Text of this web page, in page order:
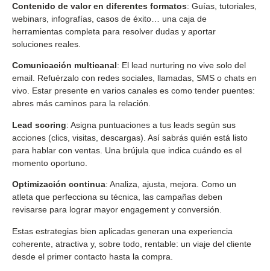
Contenido de valor en diferentes formatos: Guías, tutoriales,
webinars, infografías, casos de éxito… una caja de
herramientas completa para resolver dudas y aportar
soluciones reales.
Comunicación multicanal: El lead nurturing no vive solo del
email. Refuérzalo con redes sociales, llamadas, SMS o chats en
vivo. Estar presente en varios canales es como tender puentes:
abres más caminos para la relación.
Lead scoring: Asigna puntuaciones a tus leads según sus
acciones (clics, visitas, descargas). Así sabrás quién está listo
para hablar con ventas. Una brújula que indica cuándo es el
momento oportuno.
Optimización continua: Analiza, ajusta, mejora. Como un
atleta que perfecciona su técnica, las campañas deben
revisarse para lograr mayor engagement y conversión.
Estas estrategias bien aplicadas generan una experiencia
coherente, atractiva y, sobre todo, rentable: un viaje del cliente
desde el primer contacto hasta la compra.